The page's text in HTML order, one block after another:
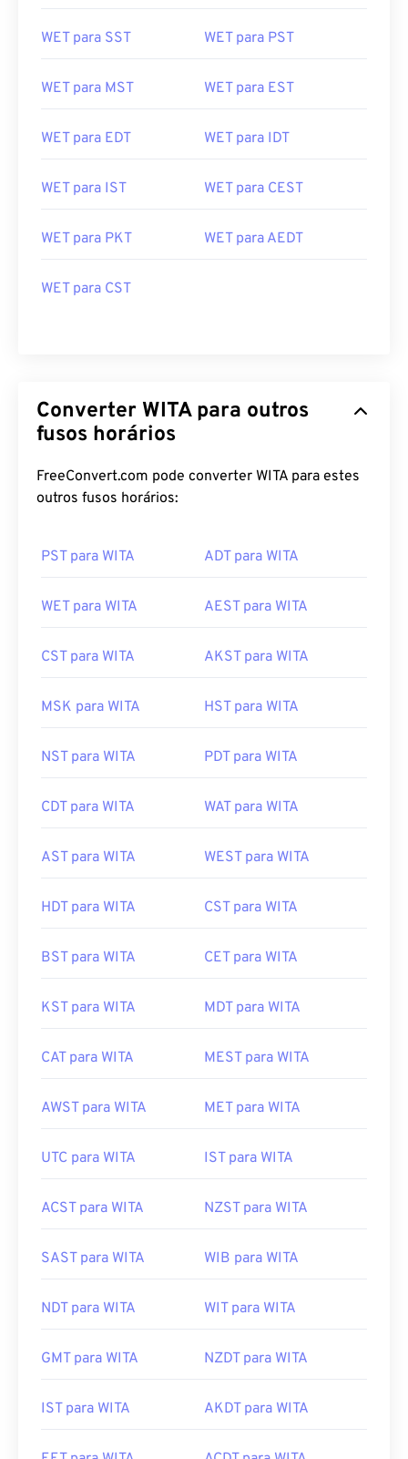
WET para SST WET para PST
WET para MST WET para EST
WET para EDT WET para IDT
WET para IST WET para CEST
WET para PKT WET para AEDT
WET para CST
Converter WITA para outros
fusos horários
FreeConvert.com pode converter WITA para estes
outros fusos horários:
PST para WITA ADT para WITA
WET para WITA AEST para WITA
CST para WITA AKST para WITA
MSK para WITA HST para WITA
NST para WITA PDT para WITA
CDT para WITA WAT para WITA
AST para WITA WEST para WITA
HDT para WITA CST para WITA
BST para WITA CET para WITA
KST para WITA MDT para WITA
CAT para WITA MEST para WITA
AWST para WITA MET para WITA
UTC para WITA IST para WITA
ACST para WITA NZST para WITA
SAST para WITA WIB para WITA
NDT para WITA WIT para WITA
GMT para WITA NZDT para WITA
IST para WITA AKDT para WITA